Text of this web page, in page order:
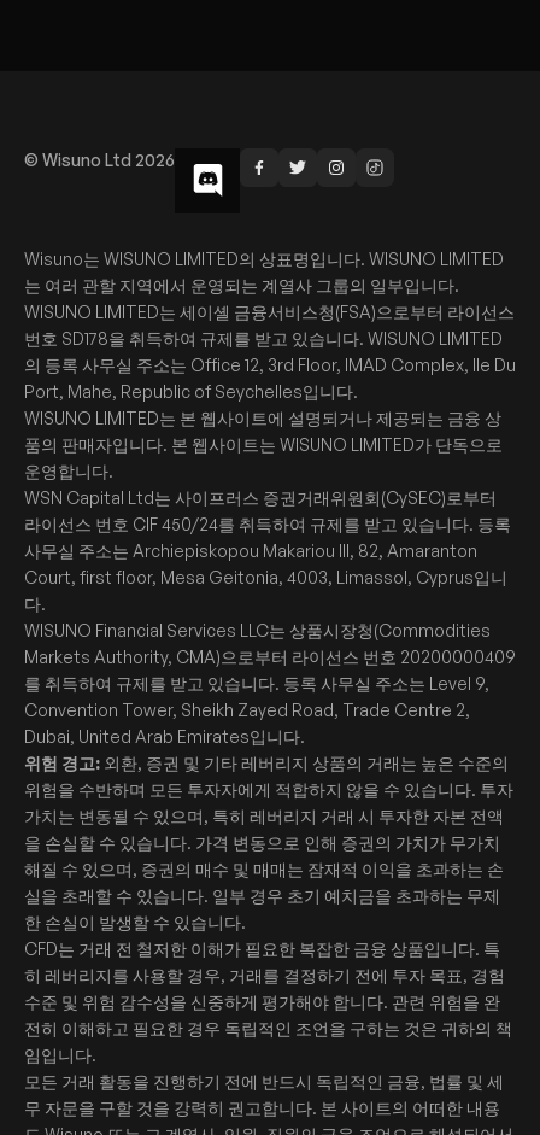
© Wisuno Ltd 2026
Wisuno는 WISUNO LIMITED의 상표명입니다. WISUNO LIMITED
는 여러 관할 지역에서 운영되는 계열사 그룹의 일부입니다.
WISUNO LIMITED는 세이셸 금융서비스청(FSA)으로부터 라이선스
번호 SD178을 취득하여 규제를 받고 있습니다. WISUNO LIMITED
의 등록 사무실 주소는 Office 12, 3rd Floor, IMAD Complex, Ile Du
Port, Mahe, Republic of Seychelles입니다.
WISUNO LIMITED는 본 웹사이트에 설명되거나 제공되는 금융 상
품의 판매자입니다. 본 웹사이트는 WISUNO LIMITED가 단독으로
운영합니다.
WSN Capital Ltd는 사이프러스 증권거래위원회(CySEC)로부터
라이선스 번호 CIF 450/24를 취득하여 규제를 받고 있습니다. 등록
사무실 주소는 Archiepiskopou Makariou III, 82, Amaranton
Court, first floor, Mesa Geitonia, 4003, Limassol, Cyprus입니
다.
WISUNO Financial Services LLC는 상품시장청(Commodities
Markets Authority, CMA)으로부터 라이선스 번호 20200000409
를 취득하여 규제를 받고 있습니다. 등록 사무실 주소는 Level 9,
Convention Tower, Sheikh Zayed Road, Trade Centre 2,
Dubai, United Arab Emirates입니다.
위험 경고: 외환, 증권 및 기타 레버리지 상품의 거래는 높은 수준의
위험을 수반하며 모든 투자자에게 적합하지 않을 수 있습니다. 투자
가치는 변동될 수 있으며, 특히 레버리지 거래 시 투자한 자본 전액
을 손실할 수 있습니다. 가격 변동으로 인해 증권의 가치가 무가치
해질 수 있으며, 증권의 매수 및 매매는 잠재적 이익을 초과하는 손
실을 초래할 수 있습니다. 일부 경우 초기 예치금을 초과하는 무제
한 손실이 발생할 수 있습니다.
CFD는 거래 전 철저한 이해가 필요한 복잡한 금융 상품입니다. 특
히 레버리지를 사용할 경우, 거래를 결정하기 전에 투자 목표, 경험
수준 및 위험 감수성을 신중하게 평가해야 합니다. 관련 위험을 완
전히 이해하고 필요한 경우 독립적인 조언을 구하는 것은 귀하의 책
임입니다.
모든 거래 활동을 진행하기 전에 반드시 독립적인 금융, 법률 및 세
무 자문을 구할 것을 강력히 권고합니다. 본 사이트의 어떠한 내용